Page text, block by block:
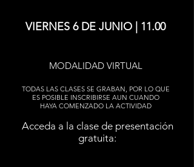
VIERNES 6 DE JUNIO | 11.00
MODALIDAD VIRTUAL
TODAS LAS CLASES SE GRABAN, POR LO QUE
ES POSIBLE INSCRIBIRSE AUN CUANDO
HAYA COMENZADO LA ACTIVIDAD
Acceda a la clase de presentación
gratuita: